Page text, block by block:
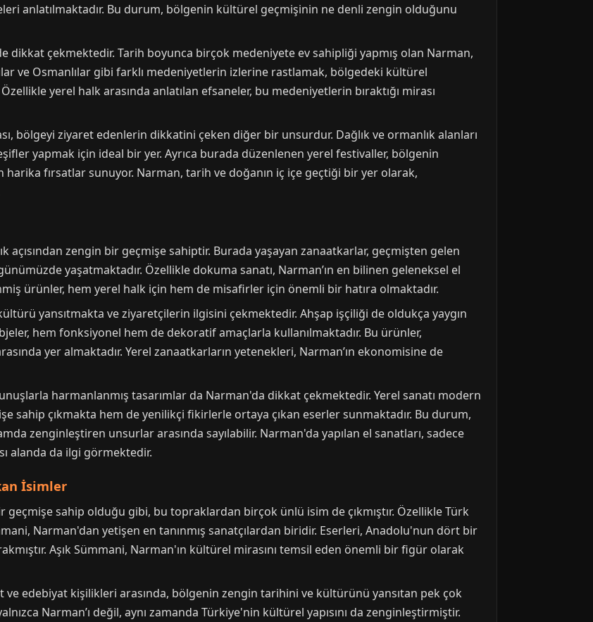
anlatılmaktadır. Bu durum, bölgenin kültürel geçmişinin ne denli zengin olduğunu
dikkat çekmektedir. Tarih boyunca birçok medeniyete ev sahipliği yapmış olan Narman,
ve Osmanlılar gibi farklı medeniyetlerin izlerine rastlamak, bölgedeki kültürel
yerel halk arasında anlatılan efsaneler, bu medeniyetlerin bıraktığı mirası
bölgeyi ziyaret edenlerin dikkatini çeken diğer bir unsurdur. Dağlık ve ormanlık alanları
yapmak için ideal bir yer. Ayrıca burada düzenlenen yerel festivaller, bölgenin
fırsatlar sunuyor. Narman, tarih ve doğanın iç içe geçtiği bir yer olarak,
açısından zengin bir geçmişe sahiptir. Burada yaşayan zanaatkarlar, geçmişten gelen
yaşatmaktadır. Özellikle dokuma sanatı, Narman’ın en bilinen geleneksel el
ürünler, hem yerel halk için hem de misafirler için önemli bir hatıra olmaktadır.
yansıtmakta ve ziyaretçilerin ilgisini çekmektedir. Ahşap işçiliği de oldukça yaygın
hem fonksiyonel hem de dekoratif amaçlarla kullanılmaktadır. Bu ürünler,
yer almaktadır. Yerel zanaatkarların yetenekleri, Narman’ın ekonomisine de
harmanlanmış tasarımlar da Narman'da dikkat çekmektedir. Yerel sanatı modern
sahip çıkmakta hem de yenilikçi fikirlerle ortaya çıkan eserler sunmaktadır. Bu durum,
zenginleştiren unsurlar arasında sayılabilir. Narman'da yapılan el sanatları, sadece
alanda da ilgi görmektedir.
İsimler
sahip olduğu gibi, bu topraklardan birçok ünlü isim de çıkmıştır. Özellikle Türk
Narman'dan yetişen en tanınmış sanatçılardan biridir. Eserleri, Anadolu'nun dört bir
Aşık Sümmani, Narman'ın kültürel mirasını temsil eden önemli bir figür olarak
ve edebiyat kişilikleri arasında, bölgenin zengin tarihini ve kültürünü yansıtan pek çok
Narman’ı değil, aynı zamanda Türkiye'nin kültürel yapısını da zenginleştirmiştir.